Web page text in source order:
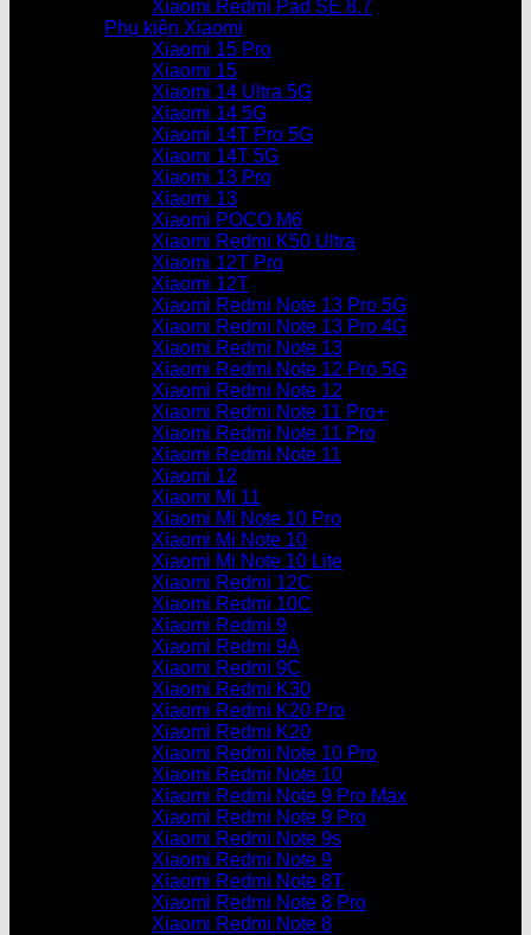
Xiaomi Redmi Pad SE 8.7
Phụ kiện Xiaomi
Xiaomi 15 Pro
Xiaomi 15
Xiaomi 14 Ultra 5G
Xiaomi 14 5G
Xiaomi 14T Pro 5G
Xiaomi 14T 5G
Xiaomi 13 Pro
Xiaomi 13
Xiaomi POCO M6
Xiaomi Redmi K50 Ultra
Xiaomi 12T Pro
Xiaomi 12T
Xiaomi Redmi Note 13 Pro 5G
Xiaomi Redmi Note 13 Pro 4G
Xiaomi Redmi Note 13
Xiaomi Redmi Note 12 Pro 5G
Xiaomi Redmi Note 12
Xiaomi Redmi Note 11 Pro+
Xiaomi Redmi Note 11 Pro
Xiaomi Redmi Note 11
Xiaomi 12
Xiaomi Mi 11
Xiaomi Mi Note 10 Pro
Xiaomi Mi Note 10
Xiaomi Mi Note 10 Lite
Xiaomi Redmi 12C
Xiaomi Redmi 10C
Xiaomi Redmi 9
Xiaomi Redmi 9A
Xiaomi Redmi 9C
Xiaomi Redmi K30
Xiaomi Redmi K20 Pro
Xiaomi Redmi K20
Xiaomi Redmi Note 10 Pro
Xiaomi Redmi Note 10
Xiaomi Redmi Note 9 Pro Max
Xiaomi Redmi Note 9 Pro
Xiaomi Redmi Note 9s
Xiaomi Redmi Note 9
Xiaomi Redmi Note 8T
Xiaomi Redmi Note 8 Pro
Xiaomi Redmi Note 8